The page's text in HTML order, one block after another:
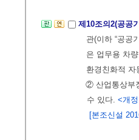
제10조의2(공공
관(이하 “공공
은 업무용 차
환경친화적
② 산업통상부
수 있다. <개
[본조신설